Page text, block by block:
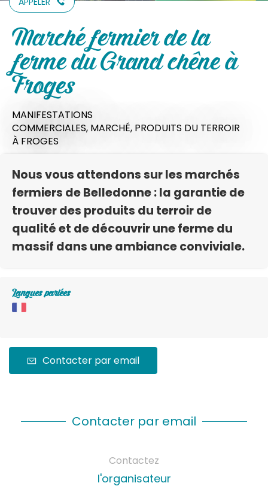
Marché fermier de la
ferme du Grand chêne à
Froges
MANIFESTATIONS
COMMERCIALES, MARCHÉ, PRODUITS DU TERROIR
À FROGES
Nous vous attendons sur les marchés
fermiers de Belledonne : la garantie de
trouver des produits du terroir de
qualité et de découvrir une ferme du
massif dans une ambiance conviviale.
Langues parlées
Contacter par email
Contacter par email
Contactez
l'organisateur